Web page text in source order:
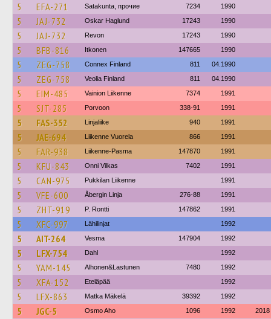
5 EFA-271 Satakunta, прочие 7234 1990
5 JAJ-732 Oskar Haglund 17243 1990
5 JAJ-732 Revon 17243 1990
5 BFB-816 Itkonen 147665 1990
5 ZEG-758 Connex Finland 811 04.1990
5 ZEG-758 Veolia Finland 811 04.1990
5 EIM-485 Vainion Liikenne 7374 1991
5 SJT-285 Porvoon 338-91 1991
5 FAS-352 Linjaliike 940 1991
5 JAE-694 Liikenne Vuorela 866 1991
5 FAR-938 Liikenne-Pasma 147870 1991
5 KFU-843 Onni Vilkas 7402 1991
5 CAN-975 Pukkilan Liikenne 1991
5 VFE-600 Åbergin Linja 276-88 1991
5 ZHT-919 P. Rontti 147862 1991
5 XFC-997 Lähilinjat 1992
5 AIT-264 Vesma 147904 1992
5 LFX-754 Dahl 1992
5 YAM-145 Alhonen&Lastunen 7480 1992
5 XFA-152 Eteläpää 1992
5 LFX-863 Matka Mäkelä 39392 1992
5 JGC-5 Osmo Aho 1096 1992 2018